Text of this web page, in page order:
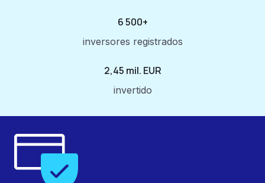
6 500+
inversores registrados
2,45 mil. EUR
invertido